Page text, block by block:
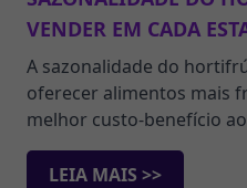
VENDER EM CADA
A sazonalidade do
oferecer alimentos mais
melhor custo-benefício
LEIA MAIS >>